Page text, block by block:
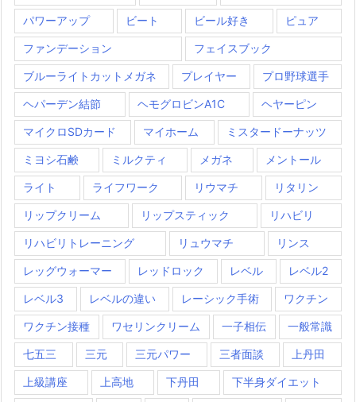
パワーアップ ビート ビール好き ピュア
ファンデーション フェイスブック
ブルーライトカットメガネ プレイヤー プロ野球選手
ヘパーデン結節 ヘモグロビンA1C ヘヤーピン
マイクロSDカード マイホーム ミスタードーナッツ
ミヨシ石鹸 ミルクティ メガネ メントール
ライト ライフワーク リウマチ リタリン
リップクリーム リップスティック リハビリ
リハビリトレーニング リュウマチ リンス
レッグウォーマー レッドロック レベル レベル2
レベル3 レベルの違い レーシック手術 ワクチン
ワクチン接種 ワセリンクリーム 一子相伝 一般常識
七五三 三元 三元パワー 三者面談 上丹田
上級講座 上高地 下丹田 下半身ダイエット